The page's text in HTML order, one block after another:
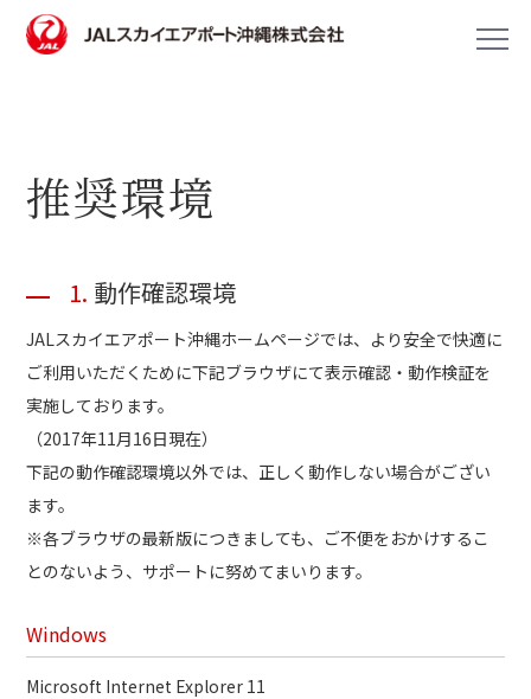
推奨環境
1. 動作確認環境
JALスカイエアポート沖縄ホームページでは、より安全で快適に
ご利用いただくために下記ブラウザにて表示確認・動作検証を
実施しております。
（2017年11月16日現在）
下記の動作確認環境以外では、正しく動作しない場合がござい
ます。
※各ブラウザの最新版につきましても、ご不便をおかけするこ
とのないよう、サポートに努めてまいります。
Windows
Microsoft Internet Explorer 11